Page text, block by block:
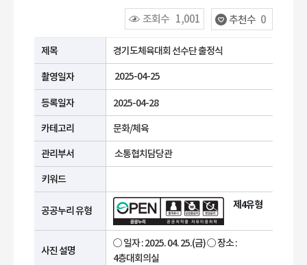
조회수 1,001 추천수 0
제목 경기도체육대회 선수단 출정식
촬영일자 2025-04-25
등록일자 2025-04-28
카테고리 문화/체육
관리부서 소통협치담당관
키워드
공공누리 유형 제4유형
사진 설명
○ 일자 : 2025. 04. 25.(금) ○ 장소 :
4층대회의실